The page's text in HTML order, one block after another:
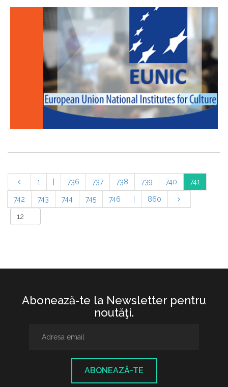
1 736 737 738 739 740 741
742 743 744 745 746 860
Abonează-te la Newsletter pentru
noutăţi.
ABONEAZĂ-TE